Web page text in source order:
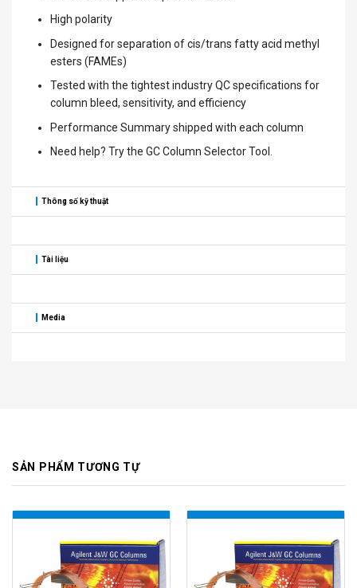
High polarity
Designed for separation of cis/trans fatty acid methyl
esters (FAMEs)
Tested with the tightest industry QC specifications for
column bleed, sensitivity, and efficiency
Performance Summary shipped with each column
Need help? Try the GC Column Selector Tool.
Thông số kỹ thuật
Tài liệu
Media
SẢN PHẨM TƯƠNG TỰ